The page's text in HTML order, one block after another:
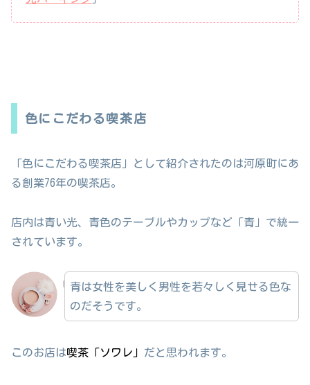
色にこだわる喫茶店
「色にこだわる喫茶店」として紹介されたのは河原町にあ
る創業76年の喫茶店。
店内は青い光、青色のテーブルやカップなど「青」で統一
されています。
青は女性を美しく男性を若々しく見せる色な
のだそうです。
このお店は喫茶「ソワレ」 だと思われます。